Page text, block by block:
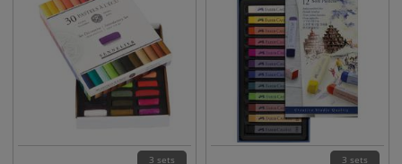
3 sets 3 sets